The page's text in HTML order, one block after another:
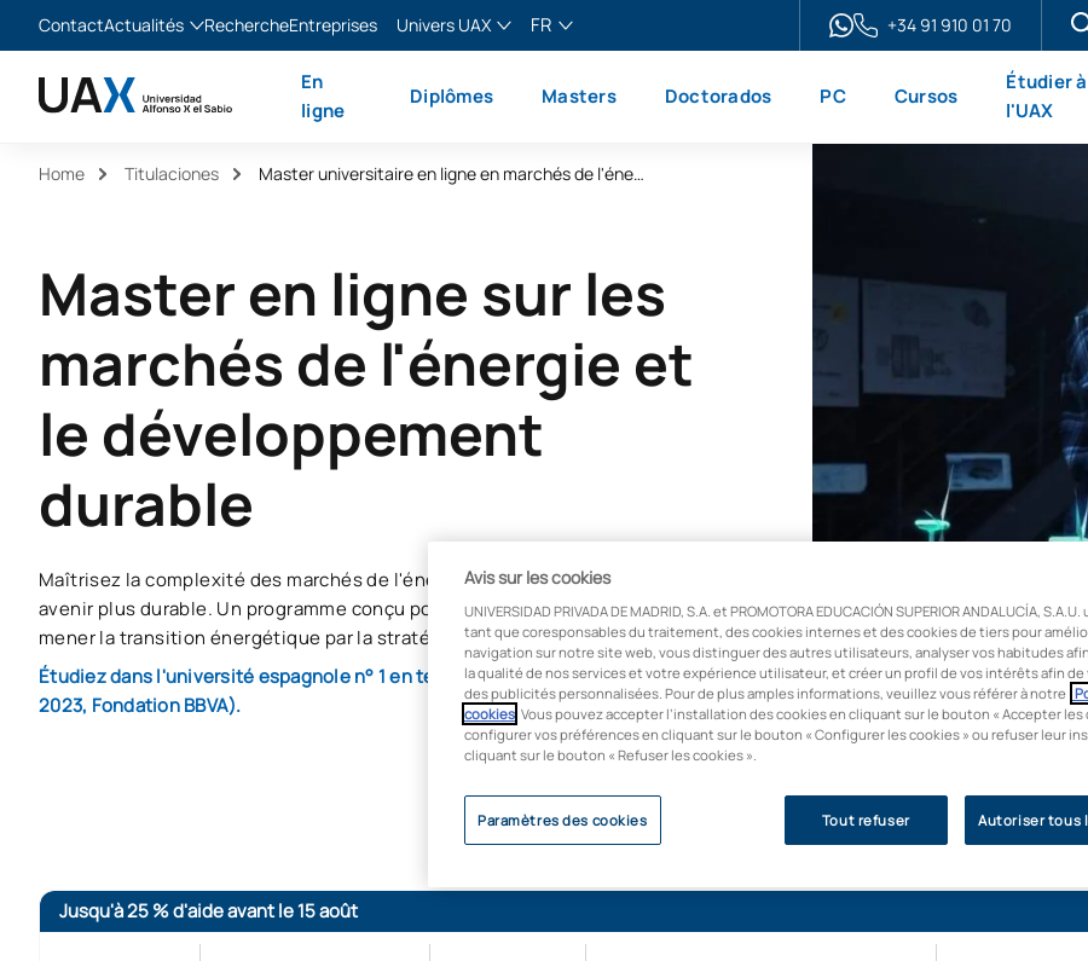
ContactActualités
Actualités
RechercheEntreprises
Univers UAX
FR
English
Italiano
+34 91 910 01 70
En
ligne
Diplômes Masters Doctorados PC Cursos
Étudier à
l'UAX
Home Titulaciones Master universitaire en ligne en marchés de l'énergie et développement durable
Master en ligne sur les
marchés de l'énergie et
le développement
durable
Maîtrisez la complexité des marchés de l'énergie et devenez l'architecte d'un
avenir plus durable. Un programme conçu pour les ingénieurs qui veulent
mener la transition énergétique par la stratégie, la technologie et l'innovation.
Étudiez dans l'université espagnole n° 1 en termes d'employabilité (U-Ranking
2023, Fondation BBVA).
Jusqu'à 25 % d'aide avant le 15 août
Avis sur les cookies
UNIVERSIDAD PRIVADA DE MADRID, S.A. et PROMOTORA EDUCACIÓN SUPERIOR ANDALUCÍA,
tant que coresponsables du traitement, des cookies internes et des cookies de tiers pour
navigation sur notre site web, vous distinguer des autres utilisateurs, analyser vos habitudes
la qualité de nos services et votre expérience utilisateur, et créer un profil de vos intérêts afin
des publicités personnalisées. Pour de plus amples informations, veuillez vous référer à notre
cookies . Vous pouvez accepter l’installation des cookies en cliquant sur le bouton « Accepter les
configurer vos préférences en cliquant sur le bouton « Configurer les cookies » ou refuser leur
cliquant sur le bouton « Refuser les cookies ».
Tout refuser Autoriser tous
Paramètres des cookies